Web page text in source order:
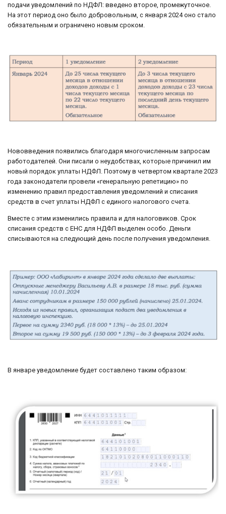
подачи уведомлений по НДФЛ: введено второе, промежуточное.
На этот период оно было добровольным, с января 2024 оно стало
обязательным и ограничено новым сроком.
Нововведения появились благодаря многочисленным запросам
работодателей. Они писали о неудобствах, которые причинил им
новый порядок уплаты НДФЛ. Поэтому в четвертом квартале 2023
года законодатели провели «генеральную репетицию» по
изменению правил предоставления уведомлений и списания
средств в счет уплаты НДФЛ с единого налогового счета.
Вместе с этим изменились правила и для налоговиков. Срок
списания средств с ЕНС для НДФЛ выделен особо. Деньги
списываются на следующий день после получения уведомления.
В январе уведомление будет составлено таким образом: